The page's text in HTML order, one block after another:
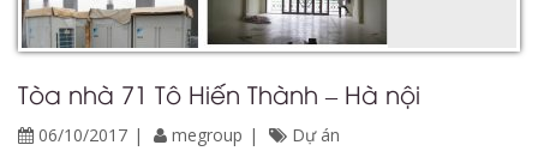
Tòa nhà 71 Tô Hiến Thành – Hà nội
06/10/2017 megroup
Dự án